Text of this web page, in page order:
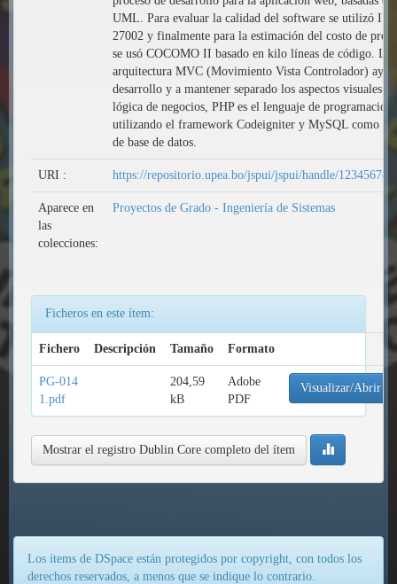
UML. Para evaluar la calidad del software se utilizó ISO
27002 y finalmente para la estimación del costo de
se usó COCOMO II basado en kilo líneas de código. La
arquitectura MVC (Movimiento Vista Controlador)
desarrollo y a mantener separado los aspectos visuales
lógica de negocios, PHP es el lenguaje de programación
utilizando el framework Codeigniter y MySQL como
de base de datos.
URI : https://repositorio.upea.bo/jspui/jspui/handle/
Aparece en
las
colecciones:
Proyectos de Grado - Ingeniería de Sistemas
Ficheros en este ítem:
Fichero Descripción Tamaño Formato
PG-014
1.pdf
204,59
kB
Adobe
PDF
Visualizar/Abrir
Mostrar el registro Dublin Core completo del ítem
Los ítems de DSpace están protegidos por copyright, con todos los
derechos reservados, a menos que se indique lo contrario.